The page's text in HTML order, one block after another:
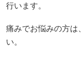
行います。
痛みでお悩みの方は
い。